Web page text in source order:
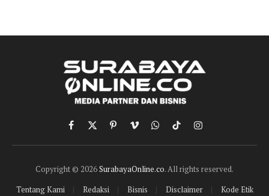
Facebook
X
(Twitter)
PinterestVimeoWhatsApp
TikTokInstagram
Copyright © 2026SurabayaOnline.co. All rights reserved.
Tentang Kami
Redaksi Bisnis Disclaimer Kode Etik